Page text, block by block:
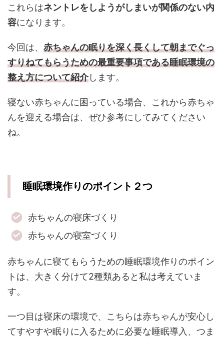
これらはネントレをしようがしまいが関係のない内
容になります。
今回は、 赤ちゃんの眠りを深く長くして朝までぐっ
すりねてもらうための最重要事項である睡眠環境の
整え方について紹介します。
寝ない赤ちゃんに困っている場合、これから赤ちゃ
んを迎える場合は、ぜひ参考にしてみてください
ね。
睡眠環境作りのポイント２つ
赤ちゃんの寝床づくり
赤ちゃんの寝室づくり
赤ちゃんに寝てもらうための睡眠環境作りのポイン
トは、大きく分けて2種類あると私は考えていま
す。
一つ目は寝床の環境で、こちらは赤ちゃんが安心し
てすやすや眠りに入るために必要な睡眠導入、つま